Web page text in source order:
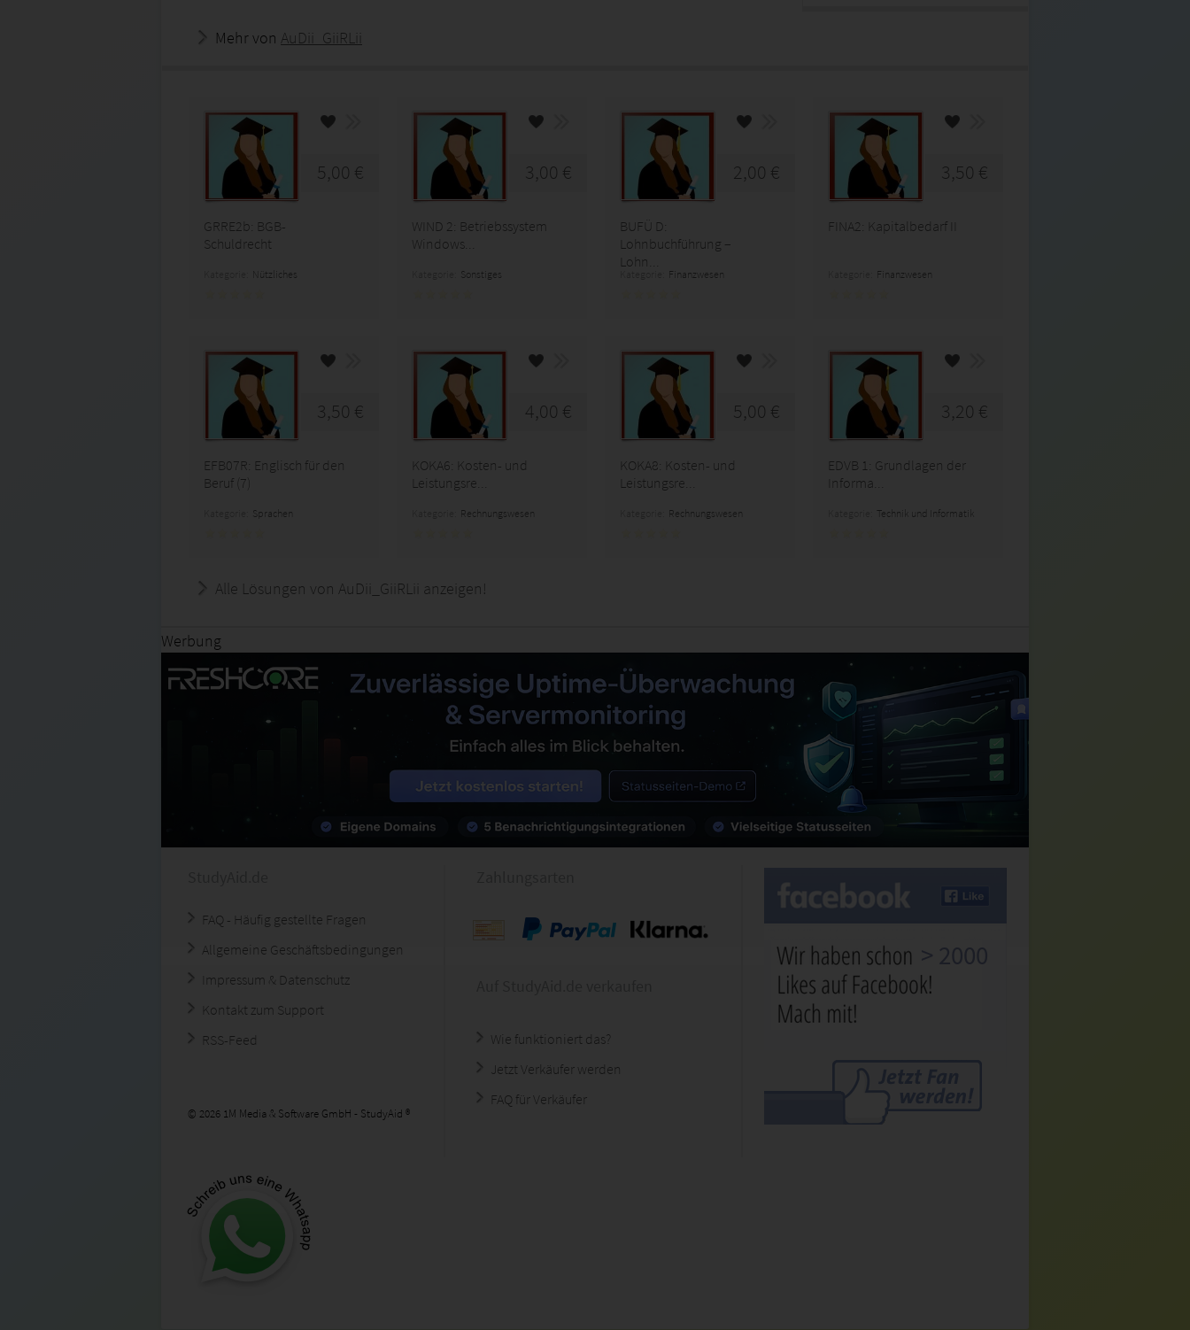
Mehr von AuDii_GiiRLii
5,00 €
GRRE2b: BGB-
Schuldrecht
Nützliches
3,00 €
WIND 2: Betriebssystem
Windows...
Sonstiges
2,00 €
BUFÜ D:
Lohnbuchführung –
Lohn...
Finanzwesen
3,50 €
FINA2: Kapitalbedarf II
Finanzwesen
3,50 €
EFB07R: Englisch für den
Beruf (7)
Sprachen
4,00 €
KOKA6: Kosten- und
Leistungsre...
Rechnungswesen
5,00 €
KOKA8: Kosten- und
Leistungsre...
Rechnungswesen
3,20 €
EDVB 1: Grundlagen der
Informa...
Technik und Informatik
Alle Lösungen von AuDii_GiiRLii anzeigen!
Werbung
FAQ - Häufig gestellte Fragen
Allgemeine Geschäftsbedingungen
Impressum & Datenschutz
Kontakt zum Support
RSS-Feed
© 2026 1M Media & Software GmbH - StudyAid ®
Wie funktioniert das?
Jetzt Verkäufer werden
FAQ für Verkäufer
> 2000